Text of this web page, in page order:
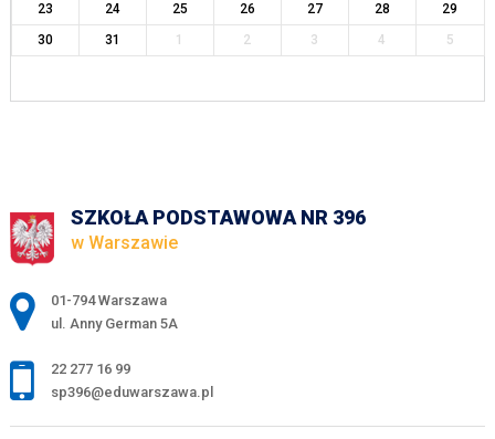
23
24 25 26 27 28
29
30
31 1 2 3 4 5
SZKOŁA PODSTAWOWA NR 396
w Warszawie
Adres pocztowy:
01-794 Warszawa
ul. Anny German 5A
22 277 16 99
sp396@eduwarszawa.pl